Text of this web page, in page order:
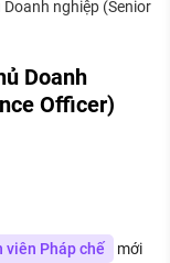
nghiệp (Senior
Doanh
Officer)
viên Pháp chế
mới